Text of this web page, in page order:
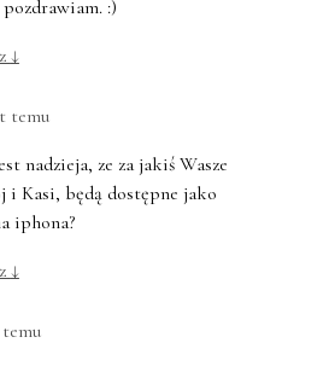
:)
↓
temu
nadzieja, ze za jakiś Wasze
i Kasi, będą dostępne jako
iphona?
↓